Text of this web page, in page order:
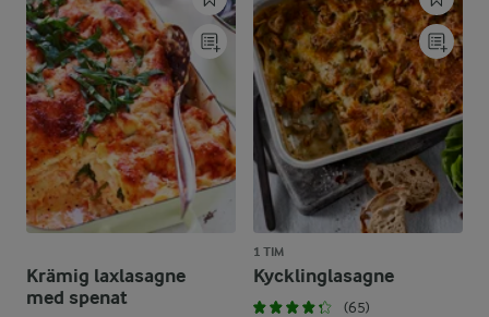
Krämig laxlasagne
med spenat
1 TIM
Kycklinglasagne
(65)